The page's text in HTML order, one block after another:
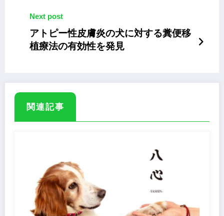
Next post
アトピー性皮膚炎の犬に対する糞便移
植療法の有効性を発見
関連記事